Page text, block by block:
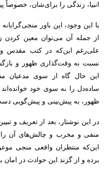
انبیا، زندگی را برای‌شان، خصوصاً
با این وجود، این باور
از جمله آن می‌توان معین کردن
علی‌رغم این‌که در کتب مقدس و
نسبت به وقت‌گذاری ظهور و
این حال گاه از سوی مدعیان
ساده‌دل را به سوی خود
ظهور، به پیش‌بینی و پیش‌گویی
در این نوشتار، بعد از تعریف و
منفی و مخرب و چالش‌های آن را
این‌که منتظران واقعی منجی
برده و از گزند این حوادث در امان